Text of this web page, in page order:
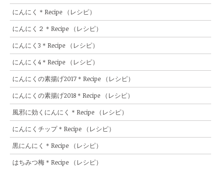
にんにく＊Recipe （レシピ）
にんにく２＊Recipe （レシピ）
にんにく3＊Recipe （レシピ）
にんにく4＊Recipe （レシピ）
にんにくの素揚げ2017＊Recipe （レシピ）
にんにくの素揚げ2018＊Recipe （レシピ）
風邪に効くにんにく＊Recipe （レシピ）
にんにくチップ＊Recipe （レシピ）
黒にんにく＊Recipe （レシピ）
はちみつ梅＊Recipe （レシピ）